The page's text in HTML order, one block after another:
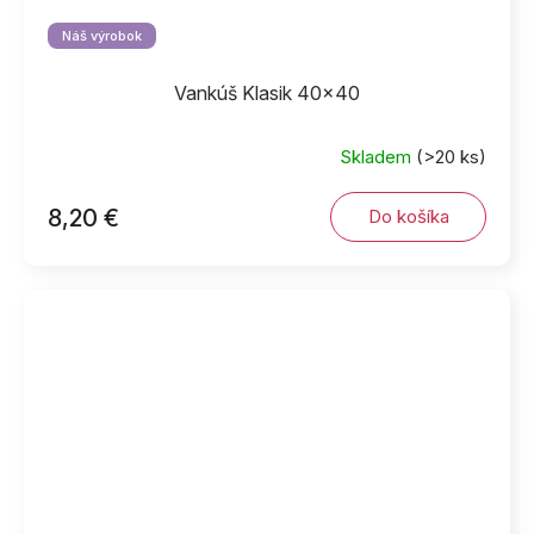
Náš výrobok
Vankúš Klasik 40x40
Skladem (>20 ks)
8,20 € Do košíka